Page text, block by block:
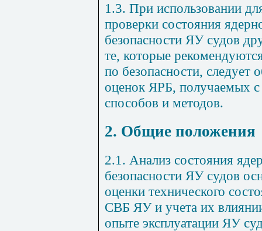
1.3. При использовании
проверки состояния
безопасности ЯУ судов
те, которые
по безопасности, следует
оценок ЯРБ, получаемых
способов и методов.
2. Общие положения
2.1. Анализ состояния
безопасности ЯУ судов
оценки технического
СВБ ЯУ и учета их
опыте эксплуатации ЯУ